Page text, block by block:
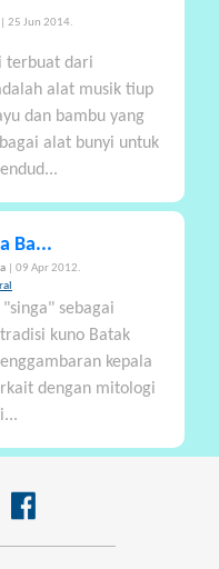
| 25 Jun 2014.
terbuat dari
alat musik tiup
dan bambu yang
alat bunyi untuk
Ba...
| 09 Apr 2012.
sebagai
kuno Batak
kepala
dengan mitologi